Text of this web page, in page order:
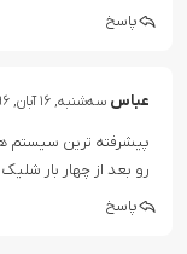
پاسخ
عباس سه‌شنبه, ۱۶ آبان, ۱۳۹۶ - ۱۰:۰۹
پیشرفته ترین سیستم
رو بعد از چهار بار
پاسخ